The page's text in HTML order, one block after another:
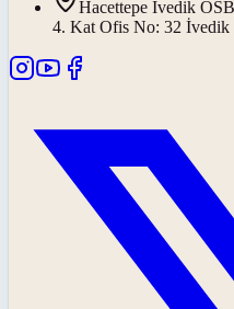
Hacettepe İvedik
4. Kat Ofis No: 32